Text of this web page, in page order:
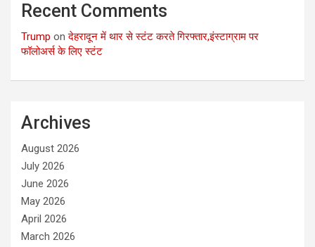
Recent Comments
Trump onदेहरादून में थार से स्टंट करते गिरफ्तार,इंस्टाग्राम पर
फॉलोअर्स के लिए स्टंट
Archives
August 2026
July 2026
June 2026
May 2026
April 2026
March 2026